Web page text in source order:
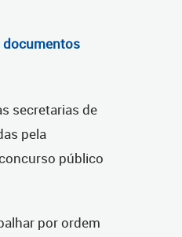
documentos
secretarias de
pela
público
por ordem